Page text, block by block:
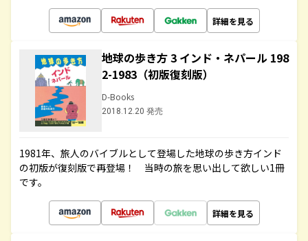
詳細を見る
地球の歩き方 3 インド・ネパール 198
2-1983（初版復刻版）
D-Books
2018.12.20 発売
1981年、旅人のバイブルとして登場した地球の歩き方インド
の初版が復刻版で再登場！ 当時の旅を思い出して欲しい1冊
です。
詳細を見る